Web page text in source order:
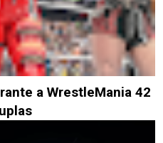
a WrestleMania 42